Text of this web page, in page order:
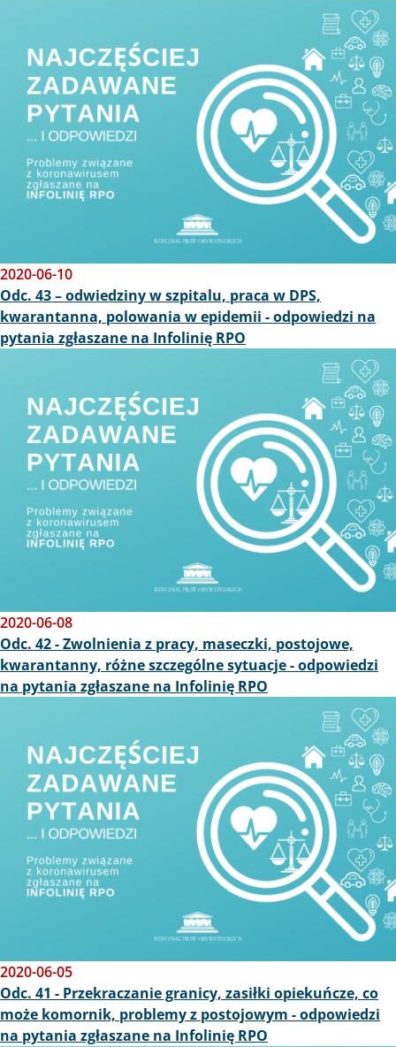
2020-06-10
Odc. 43 – odwiedziny w szpitalu, praca w DPS,
kwarantanna, polowania w epidemii - odpowiedzi na
pytania zgłaszane na Infolinię RPO
2020-06-08
Odc. 42 - Zwolnienia z pracy, maseczki, postojowe,
kwarantanny, różne szczególne sytuacje - odpowiedzi
na pytania zgłaszane na Infolinię RPO
2020-06-05
Odc. 41 - Przekraczanie granicy, zasiłki opiekuńcze, co
może komornik, problemy z postojowym - odpowiedzi
na pytania zgłaszane na Infolinię RPO